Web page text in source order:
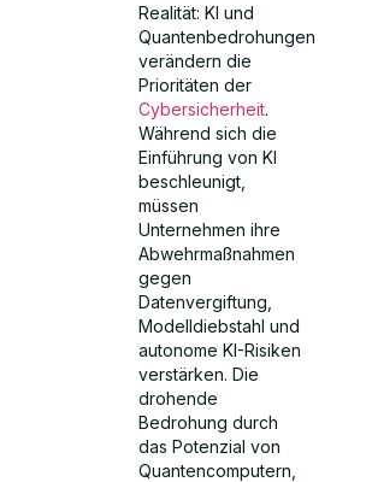
Realität: KI und
Quantenbedrohungen
verändern die
Prioritäten der
Cybersicherheit.
Während sich die
Einführung von KI
beschleunigt,
müssen
Unternehmen ihre
Abwehrmaßnahmen
gegen
Datenvergiftung,
Modelldiebstahl und
autonome KI-Risiken
verstärken. Die
drohende
Bedrohung durch
das Potenzial von
Quantencomputern,